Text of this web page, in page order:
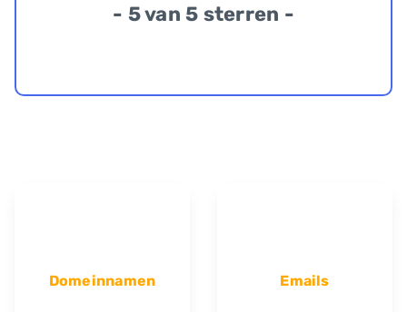
- 5 van 5 sterren -
Domeinnamen Emails